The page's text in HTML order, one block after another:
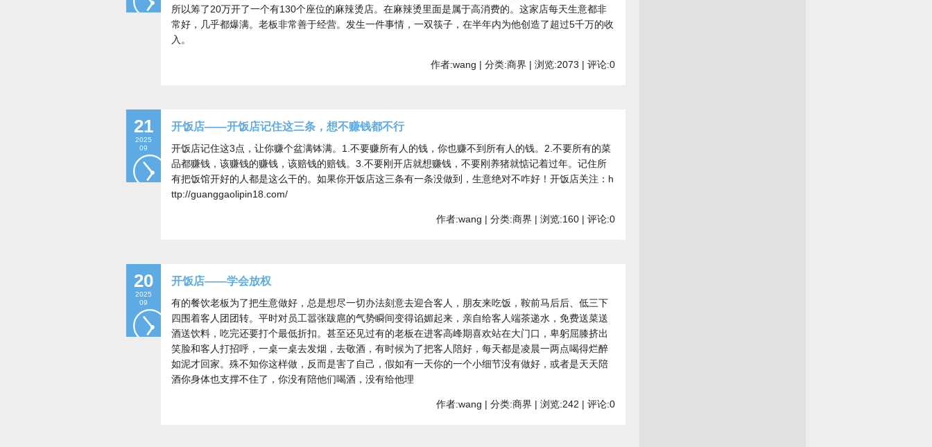
所以筹了20万开了一个有130个座位的麻辣烫店。在麻辣烫里面是属于高消费的。这家店每天生意都非
常好，几乎都爆满。老板非常善于经营。发生一件事情，一双筷子，在半年内为他创造了超过5千万的收
入。
作者:wang | 分类:商界 | 浏览:2073 | 评论:0
21
2025
09
开饭店——开饭店记住这三条，想不赚钱都不行
开饭店记住这3点，让你赚个盆满钵满。1.不要赚所有人的钱，你也赚不到所有人的钱。2.不要所有的菜
品都赚钱，该赚钱的赚钱，该赔钱的赔钱。3.不要刚开店就想赚钱，不要刚养猪就惦记着过年。记住所
有把饭馆开好的人都是这么干的。如果你开饭店这三条有一条没做到，生意绝对不咋好！开饭店关注：h
ttp://guanggaolipin18.com/
作者:wang | 分类:商界 | 浏览:160 | 评论:0
20
2025
09
开饭店——学会放权
有的餐饮老板为了把生意做好，总是想尽一切办法刻意去迎合客人，朋友来吃饭，鞍前马后后、低三下
四围着客人团团转。平时对员工嚣张跋扈的气势瞬间变得谄媚起来，亲自给客人端茶递水，免费送菜送
酒送饮料，吃完还要打个最低折扣。甚至还见过有的老板在进客高峰期喜欢站在大门口，卑躬屈膝挤出
笑脸和客人打招呼，一桌一桌去发烟，去敬酒，有时候为了把客人陪好，每天都是凌晨一两点喝得烂醉
如泥才回家。殊不知你这样做，反而是害了自己，假如有一天你的一个小细节没有做好，或者是天天陪
酒你身体也支撑不住了，你没有陪他们喝酒，没有给他理
作者:wang | 分类:商界 | 浏览:242 | 评论:0